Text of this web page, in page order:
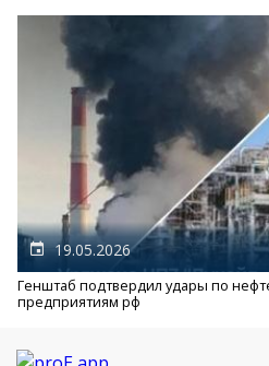
19.05.2026
Генштаб подтвердил удары по
предприятиям рф